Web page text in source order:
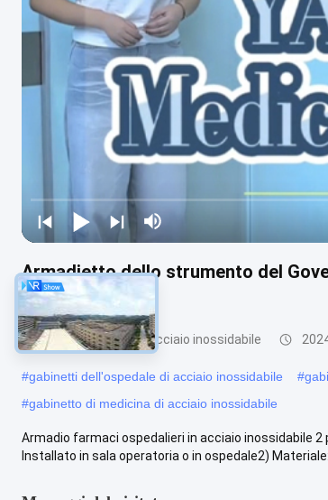
Armadietto dello strumento del
il cassetto due
Governo medico di acciaio inossidabile
#gabinetti dell'ospedale di acciaio inossidabile #
#gabinetto di medicina di acciaio inossidabile
Armadio farmaci ospedalieri in acciaio inossidabile
Installato in sala operatoria o in ospedale2) Materiale: